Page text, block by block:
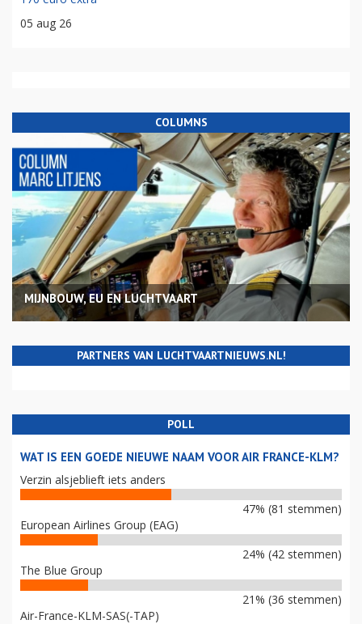
05 aug 26
COLUMNS
MIJNBOUW, EU EN LUCHTVAART
PARTNERS VAN LUCHTVAARTNIEUWS.NL!
POLL
WAT IS EEN GOEDE NIEUWE NAAM VOOR AIR FRANCE-KLM?
Verzin alsjeblieft iets anders
47% (81 stemmen)
European Airlines Group (EAG)
24% (42 stemmen)
The Blue Group
21% (36 stemmen)
Air-France-KLM-SAS(-TAP)